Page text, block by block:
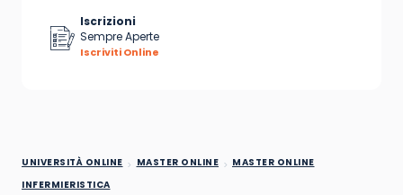
Iscrizioni
Sempre Aperte
Iscriviti Online
UNIVERSITÀ ONLINE MASTER ONLINE
MASTER ONLINE
INFERMIERISTICA